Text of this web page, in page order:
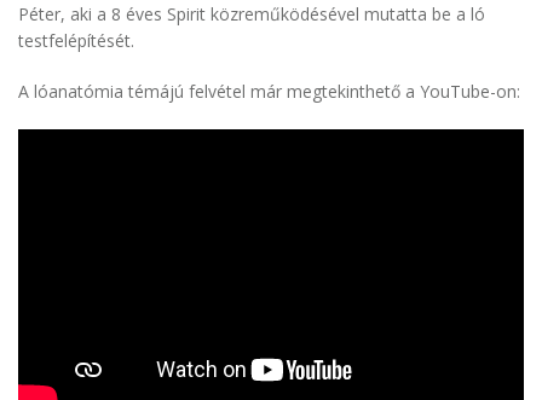
Péter, aki a 8 éves Spirit közreműködésével mutatta be a ló
testfelépítését.
A lóanatómia témájú felvétel már megtekinthető a YouTube-on: